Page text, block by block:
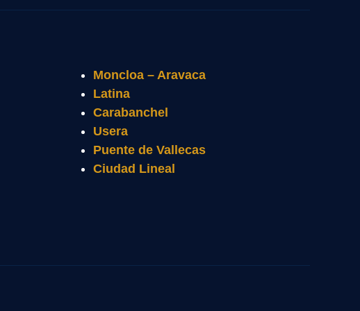
Moncloa – Aravaca
Latina
Carabanchel
Usera
Puente de Vallecas
Ciudad Lineal